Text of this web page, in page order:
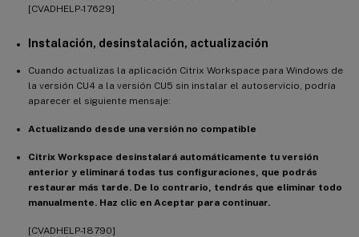
[CVADHELP-17629]
Instalación, desinstalación, actualización
Cuando actualizas la aplicación Citrix Workspace para Windows de
la versión CU4 a la versión CU5 sin instalar el autoservicio, podría
aparecer el siguiente mensaje:
Actualizando desde una versión no compatible
Citrix Workspace desinstalará automáticamente tu versión
anterior y eliminará todas tus configuraciones, que podrás
restaurar más tarde. De lo contrario, tendrás que eliminar todo
manualmente. Haz clic en Aceptar para continuar.
[CVADHELP-18790]